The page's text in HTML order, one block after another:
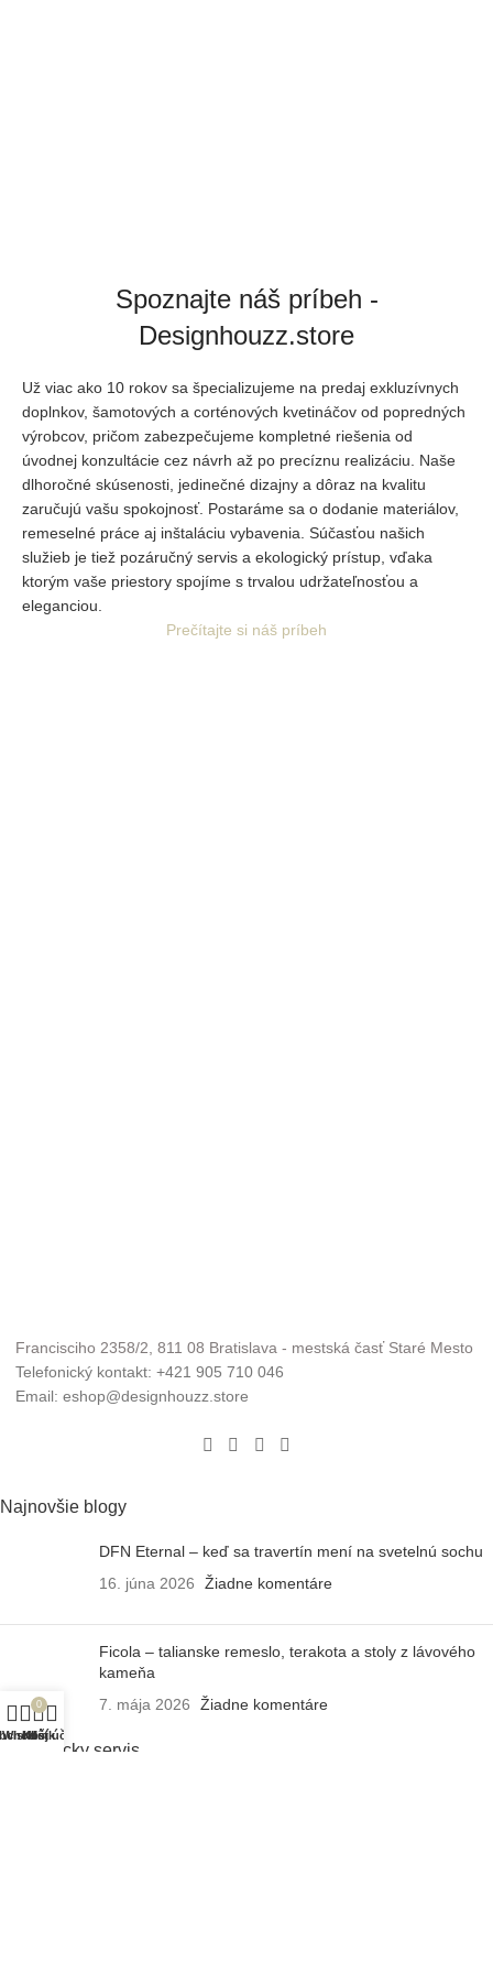
Spoznajte náš príbeh -
Designhouzz.store
Už viac ako 10 rokov sa špecializujeme na predaj exkluzívnych
doplnkov, šamotových a corténových kvetináčov od popredných
výrobcov, pričom zabezpečujeme kompletné riešenia od
úvodnej konzultácie cez návrh až po precíznu realizáciu. Naše
dlhoročné skúsenosti, jedinečné dizajny a dôraz na kvalitu
zaručujú vašu spokojnosť. Postaráme sa o dodanie materiálov,
remeselné práce aj inštaláciu vybavenia. Súčasťou našich
služieb je tiež pozáručný servis a ekologický prístup, vďaka
ktorým vaše priestory spojíme s trvalou udržateľnosťou a
eleganciou.
Prečítajte si náš príbeh
Francisciho 2358/2, 811 08 Bratislava - mestská časť Staré Mesto
Telefonický kontakt: +421 905 710 046
Email: eshop@designhouzz.store
Najnovšie blogy
DFN Eternal – keď sa travertín mení na svetelnú sochu
16. júna 2026
Žiadne komentáre
Ficola – talianske remeslo, terakota a stoly z lávového
kameňa
7. mája 2026
Žiadne komentáre
Zákaznícky servis
Wishlist
0
Košík
Môj účet